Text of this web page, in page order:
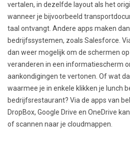
vertalen, in dezelfde layout als het
wanneer je bijvoorbeeld
taal ontvangt. Andere apps maken
bedrijfssystemen, zoals Salesforce.
dan weer mogelijk om de schermen
veranderen in een informatiescherm
aankondigingen te vertonen. Of wat
waarmee je in enkele klikken je lunch
bedrijfsrestaurant? Via de apps van
DropBox, Google Drive en OneDrive
of scannen naar je cloudmappen.